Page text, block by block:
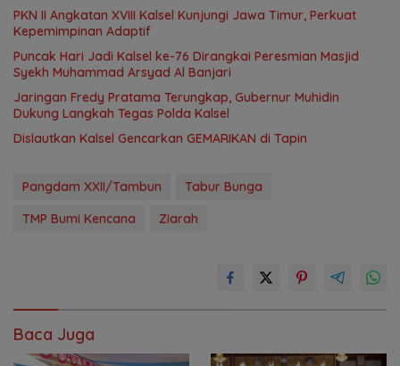
PKN II Angkatan XVIII Kalsel Kunjungi Jawa Timur, Perkuat
Kepemimpinan Adaptif
Puncak Hari Jadi Kalsel ke-76 Dirangkai Peresmian Masjid
Syekh Muhammad Arsyad Al Banjari
Jaringan Fredy Pratama Terungkap, Gubernur Muhidin
Dukung Langkah Tegas Polda Kalsel
Dislautkan Kalsel Gencarkan GEMARIKAN di Tapin
Pangdam XXII/Tambun
Tabur Bunga
TMP Bumi Kencana
Ziarah
Baca Juga